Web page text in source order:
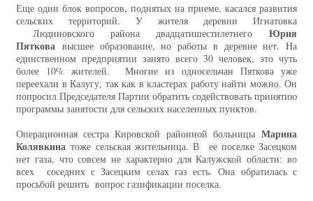
Еще один блок вопросов, поднятых на приеме, касался развития
сельских территорий. У жителя деревни Игнатовка
Людиновского района двадцатишестилетнего Юрия
Пяткова высшее образование, но работы в деревне нет. На
единственном предприятии занято всего 30 человек, это чуть
более 10% жителей. Многие из односельчан Пяткова уже
переехали в Калугу, так как в кластерах работу найти можно. Он
попросил Председателя Партии обратить содействовать принятию
программы занятости для сельских населенных пунктов.
Операционная сестра Кировской районной больницы Марина
Колявкина тоже сельская жительница. В ее поселке Засецком
нет газа, что совсем не характерно для Калужской области: во
всех соседних с Засецким селах газ есть. Она обратилась с
просьбой решить вопрос газификации поселка.